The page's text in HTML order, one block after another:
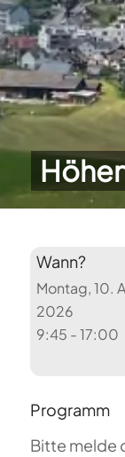
Wann?
Montag, 10.
2026
9:45 - 17:00
Programm
Bitte melde